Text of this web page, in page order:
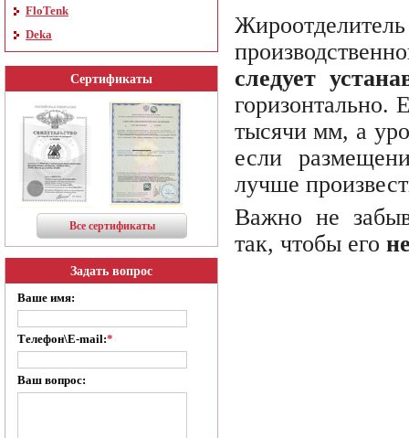
FloTenk
Deka
Сертификаты
Все сертификаты
Задать вопрос
Ваше имя:
Телефон\E-mail:*
Ваш вопрос:
следует
горизонтально.
тысячи мм, а
если
лучше
Важно не
так, чтобы его